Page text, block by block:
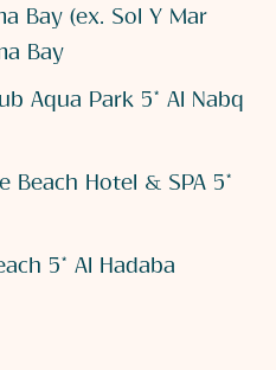
Bay (ex. Sol Y Mar
Bay
Aqua Park 5* AI Nabq
Beach Hotel & SPA 5*
5* AI Hadaba